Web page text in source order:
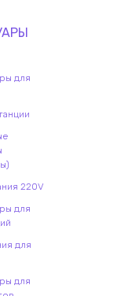
для
220V
для
для
для